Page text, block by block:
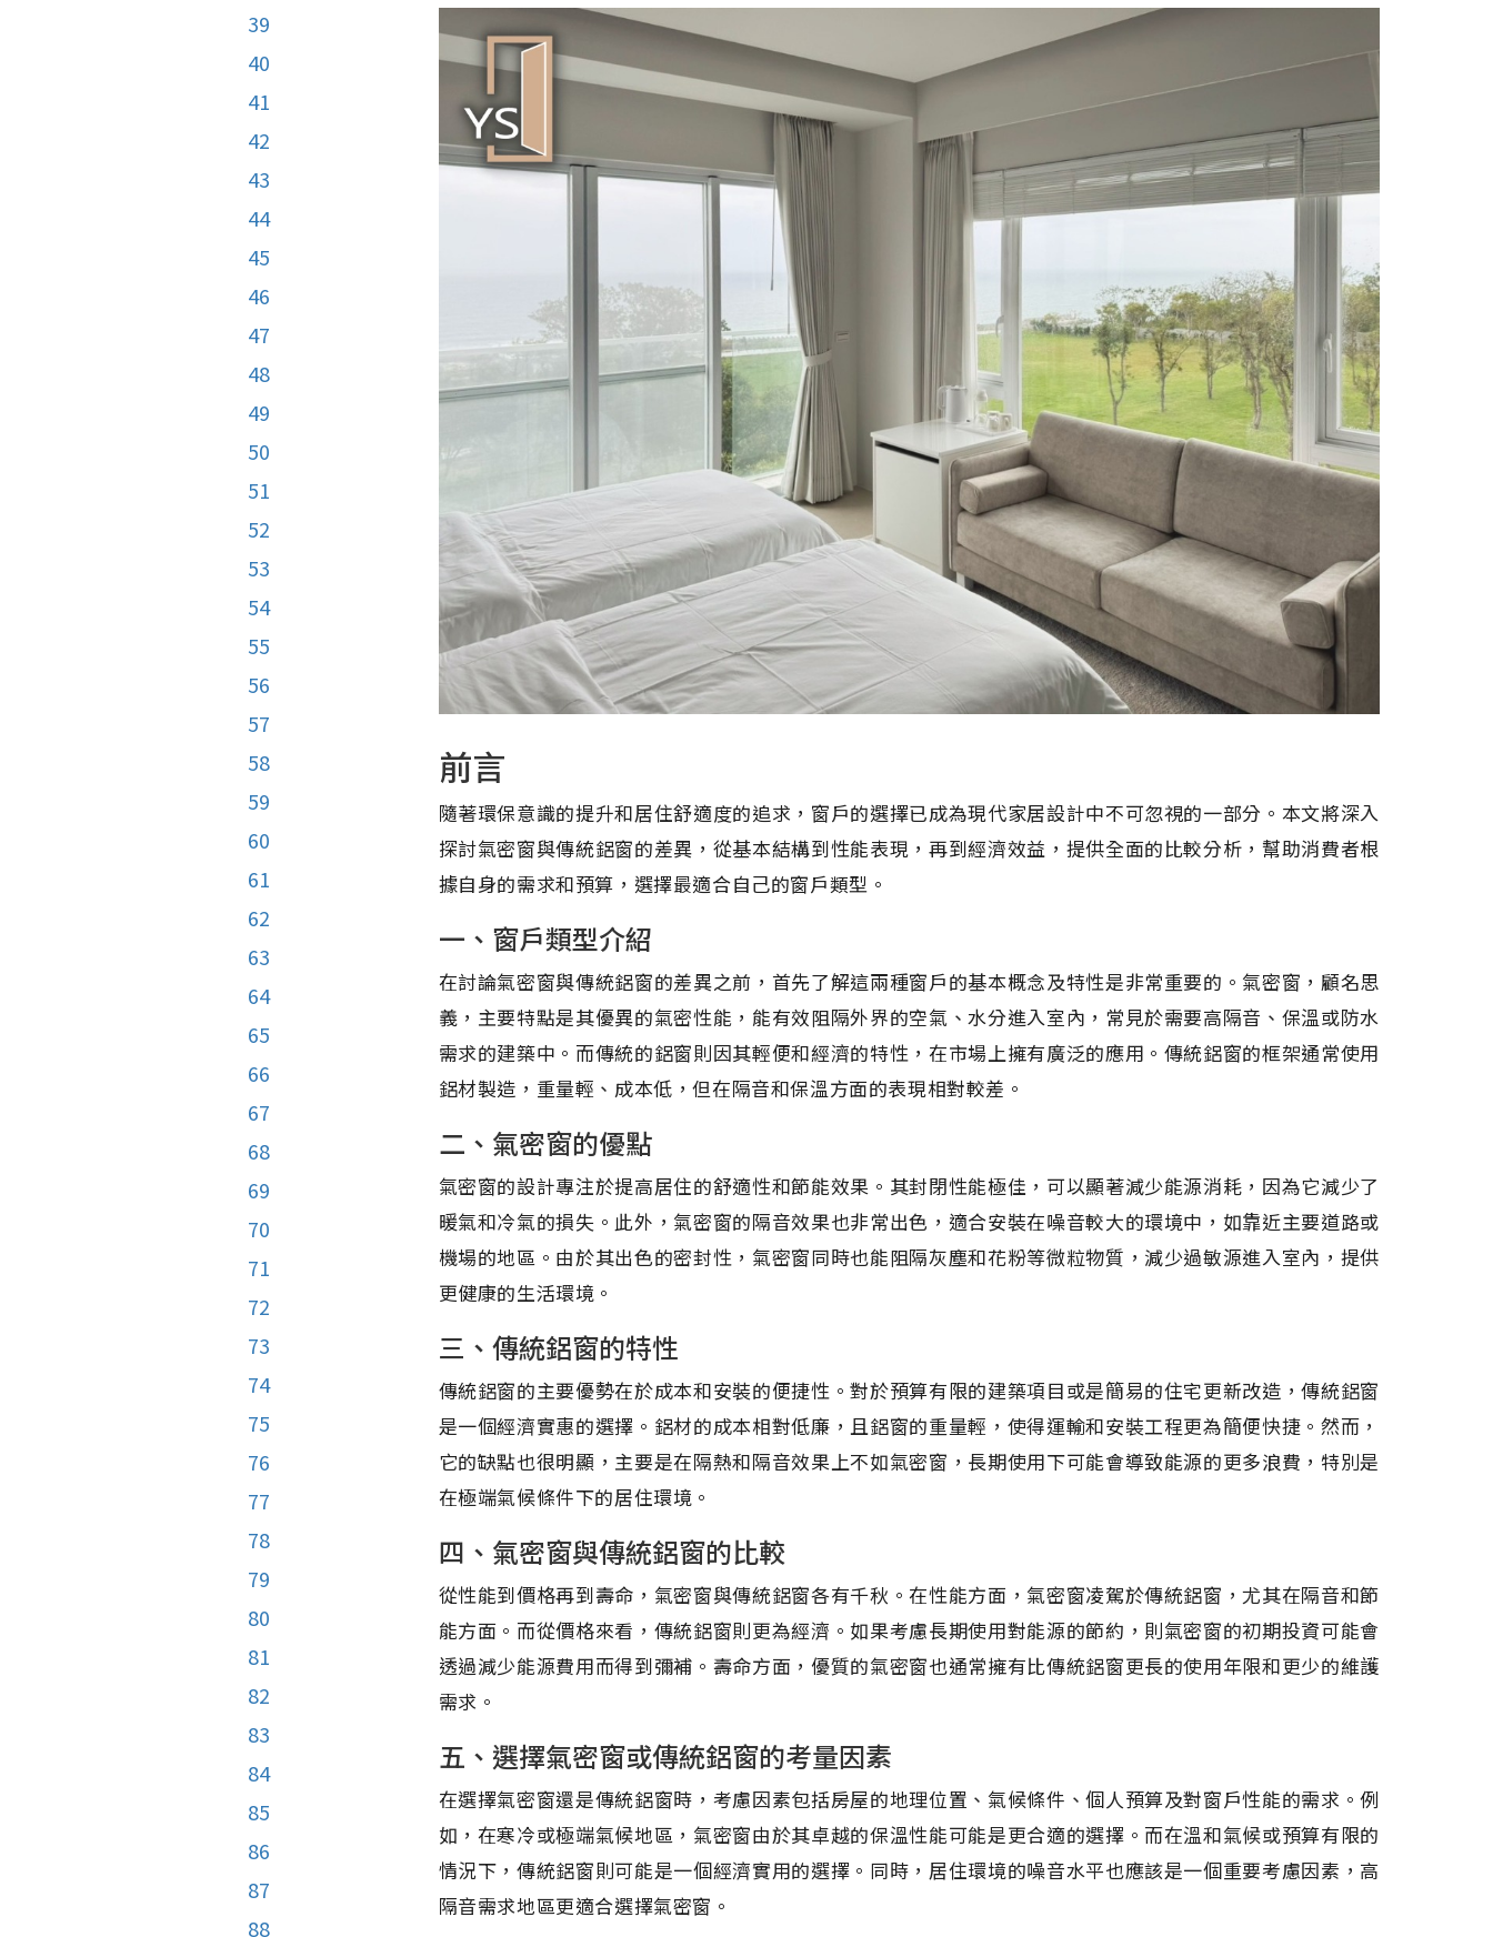
39
40
41
42
43
44
45
46
47
48
49
50
51
52
53
54
55
56
57
58
59
60
61
62
63
64
65
66
67
68
69
70
71
72
73
74
75
76
77
78
79
80
81
82
83
84
85
86
87
88
前言
隨著環保意識的提升和居住舒適度的追求，窗戶的選擇已成為現代家居設計中不可忽視的一部分。本文將深入
探討氣密窗與傳統鋁窗的差異，從基本結構到性能表現，再到經濟效益，提供全面的比較分析，幫助消費者根
據自身的需求和預算，選擇最適合自己的窗戶類型。
一、窗戶類型介紹
在討論氣密窗與傳統鋁窗的差異之前，首先了解這兩種窗戶的基本概念及特性是非常重要的。氣密窗，顧名思
義，主要特點是其優異的氣密性能，能有效阻隔外界的空氣、水分進入室內，常見於需要高隔音、保溫或防水
需求的建築中。而傳統的鋁窗則因其輕便和經濟的特性，在市場上擁有廣泛的應用。傳統鋁窗的框架通常使用
鋁材製造，重量輕、成本低，但在隔音和保溫方面的表現相對較差。
二、氣密窗的優點
氣密窗的設計專注於提高居住的舒適性和節能效果。其封閉性能極佳，可以顯著減少能源消耗，因為它減少了
暖氣和冷氣的損失。此外，氣密窗的隔音效果也非常出色，適合安裝在噪音較大的環境中，如靠近主要道路或
機場的地區。由於其出色的密封性，氣密窗同時也能阻隔灰塵和花粉等微粒物質，減少過敏源進入室內，提供
更健康的生活環境。
三、傳統鋁窗的特性
傳統鋁窗的主要優勢在於成本和安裝的便捷性。對於預算有限的建築項目或是簡易的住宅更新改造，傳統鋁窗
是一個經濟實惠的選擇。鋁材的成本相對低廉，且鋁窗的重量輕，使得運輸和安裝工程更為簡便快捷。然而，
它的缺點也很明顯，主要是在隔熱和隔音效果上不如氣密窗，長期使用下可能會導致能源的更多浪費，特別是
在極端氣候條件下的居住環境。
四、氣密窗與傳統鋁窗的比較
從性能到價格再到壽命，氣密窗與傳統鋁窗各有千秋。在性能方面，氣密窗凌駕於傳統鋁窗，尤其在隔音和節
能方面。而從價格來看，傳統鋁窗則更為經濟。如果考慮長期使用對能源的節約，則氣密窗的初期投資可能會
透過減少能源費用而得到彌補。壽命方面，優質的氣密窗也通常擁有比傳統鋁窗更長的使用年限和更少的維護
需求。
五、選擇氣密窗或傳統鋁窗的考量因素
在選擇氣密窗還是傳統鋁窗時，考慮因素包括房屋的地理位置、氣候條件、個人預算及對窗戶性能的需求。例
如，在寒冷或極端氣候地區，氣密窗由於其卓越的保溫性能可能是更合適的選擇。而在溫和氣候或預算有限的
情況下，傳統鋁窗則可能是一個經濟實用的選擇。同時，居住環境的噪音水平也應該是一個重要考慮因素，高
隔音需求地區更適合選擇氣密窗。